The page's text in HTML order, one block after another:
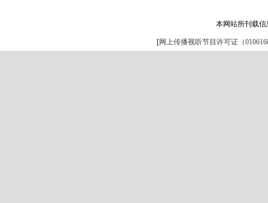
本网站所刊载
[网上传播视听节目许可证（